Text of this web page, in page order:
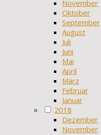
November
Oktober
September
August
Juli
Juni
Mai
April
März
Februar
Januar
2018
Dezember
November